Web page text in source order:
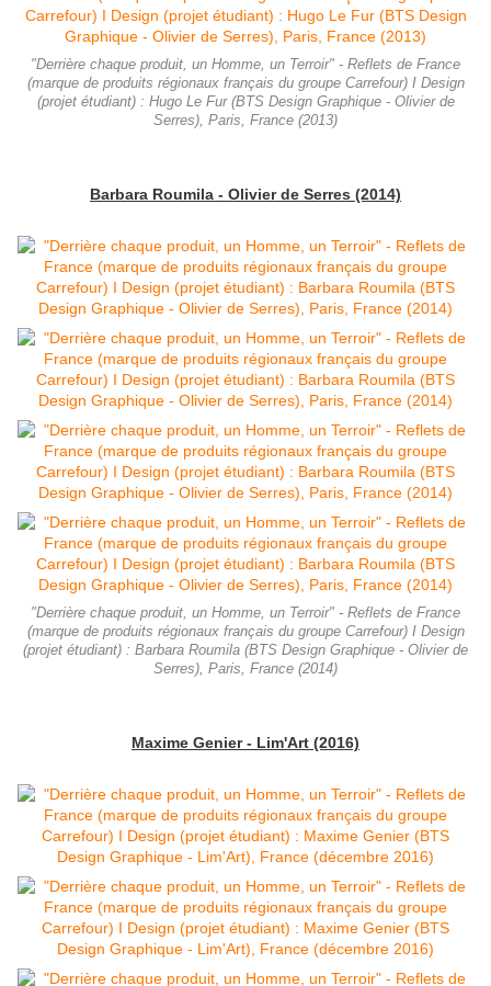
"Derrière chaque produit, un Homme, un Terroir" - Reflets de France
(marque de produits régionaux français du groupe Carrefour) I Design
(projet étudiant) : Hugo Le Fur (BTS Design Graphique - Olivier de
Serres), Paris, France (2013)
Barbara Roumila - Olivier de Serres (2014)
"Derrière chaque produit, un Homme, un Terroir" - Reflets de France
(marque de produits régionaux français du groupe Carrefour) I Design
(projet étudiant) : Barbara Roumila (BTS Design Graphique - Olivier de
Serres), Paris, France (2014)
Maxime Genier - Lim'Art (2016)